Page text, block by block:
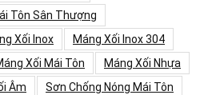
Tôn Sân Thượng
Xối Inox
Máng Xối Inox 304
Xối Mái Tôn
Máng Xối Nhựa
Âm
Sơn Chống Nóng Mái Tôn